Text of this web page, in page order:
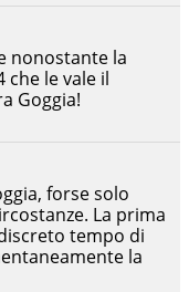
forse solo
La prima
tempo di
la
nonostante la
che le vale il
Goggia!